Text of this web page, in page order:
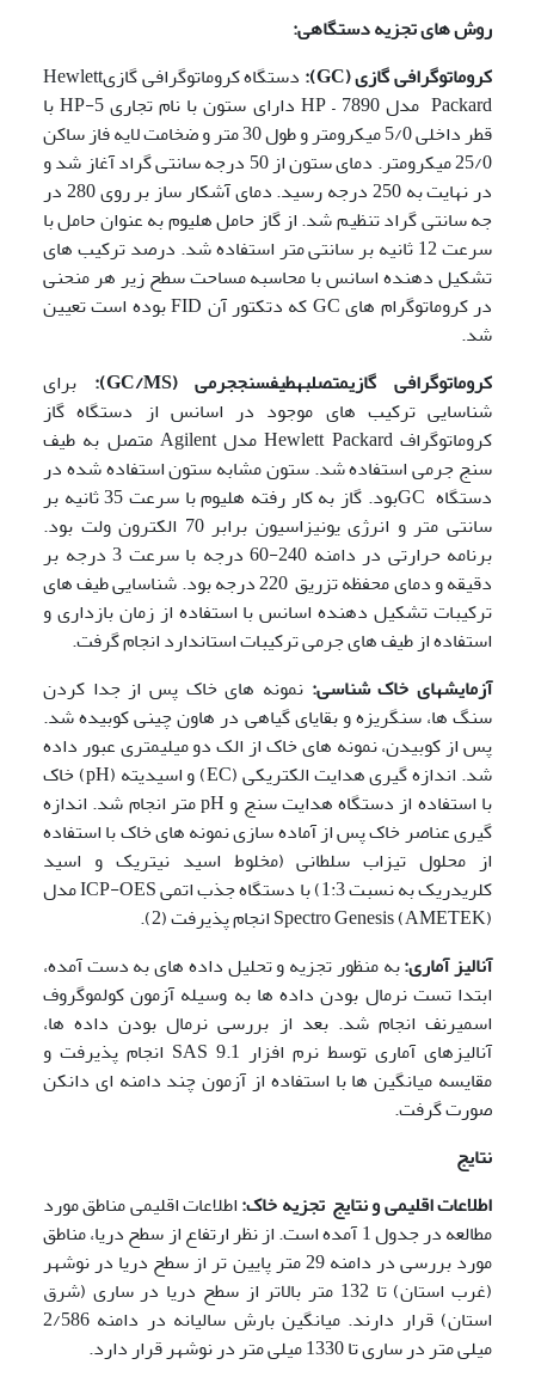
روش های تجزیه دستگاهی:
کروماتوگرافی گازی (GC
):
دستگاه کروماتوگرافی گازیHewlett
Packard مدل HP – 7890 دارای ستون با نام تجاری HP-5 با
قطر داخلی 5/0 میکرومتر و طول 30 متر و ضخامت لایه فاز ساکن
25/0 میکرومتر. دمای ستون از 50 درجه سانتی گراد آغاز شد و
در نهایت به 250 درجه رسید. دمای آشکار ساز بر روی 280 در
جه سانتی گراد تنظیم شد. از گاز حامل هلیوم به عنوان حامل با
سرعت 12 ثانیه بر سانتی متر استفاده شد. درصد ترکیب های
تشکیل دهنده اسانس با محاسبه مساحت سطح زیر هر منحنی
در کروماتوگرام های GC که دتکتور آن FID بوده است تعیین
شد.
کروماتوگرافی گازیمتصلبهطیفسنججرمی (GC/MS)
: برای
شناسایی ترکیب های موجود در اسانس از دستگاه گاز
کروماتوگراف Hewlett Packard مدل Agilent متصل به طیف
سنج جرمی استفاده شد. ستون مشابه ستون استفاده شده در
دستگاه GCبود. گاز به کار رفته هلیوم با سرعت 35 ثانیه بر
سانتی متر و انرژی یونیزاسیون برابر 70 الکترون ولت بود.
برنامه حرارتی در دامنه 240-60 درجه با سرعت 3 درجه بر
دقیقه و دمای محفظه تزریق 220 درجه بود. شناسایی طیف های
ترکیبات تشکیل دهنده اسانس با استفاده از زمان بازداری و
استفاده از طیف های جرمی ترکیبات استاندارد انجام گرفت.
آزمایشهای خاک شناسی: نمونه های خاک پس از جدا کردن
سنگ ها، سنگریزه و بقایای گیاهی در هاون چینی کوبیده شد.
پس از کوبیدن، نمونه های خاک از الک دو میلیمتری عبور داده
شد. اندازه گیری هدایت الکتریکی (EC) و اسیدیته (pH) خاک
با استفاده از دستگاه هدایت سنج و pH متر انجام شد. اندازه
گیری عناصر خاک پس از آماده سازی نمونه های خاک با استفاده
از محلول تیزاب سلطانی (مخلوط اسید نیتریک و اسید
کلریدریک به نسبت 1:3) با دستگاه جذب اتمی ICP-OES مدل
Spectro Genesis (AMETEK) انجام پذیرفت (2).
آنالیز آماری:به منظور تجزیه و تحلیل داده های به دست آمده،
ابتدا تست نرمال بودن داده ها به وسیله آزمون کولموگروف
اسمیرنف انجام شد. بعد از بررسی نرمال بودن داده ها،
آنالیزهای آماری توسط نرم افزار SAS 9.1 انجام پذیرفت و
مقایسه میانگین ها با استفاده از آزمون چند دامنه ای دانکن
صورت گرفت.
نتایج
اطلاعات اقلیمی و نتایج تجزیه خاک:اطلاعات اقلیمی مناطق مورد
مطالعه در جدول 1 آمده است. از نظر ارتفاع از سطح دریا، مناطق
مورد بررسی در دامنه 29 متر پایین تر از سطح دریا در نوشهر
(غرب استان) تا 132 متر بالاتر از سطح دریا در ساری (شرق
استان) قرار دارند. میانگین بارش سالیانه در دامنه 2/586
میلی متر در ساری تا 1330 میلی متر در نوشهر قرار دارد.